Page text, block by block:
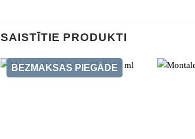
SAISTĪTIE PRODUKTI
BEZMAKSAS PIEGĀDE